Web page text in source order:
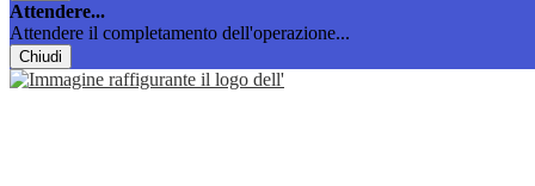
Attendere...
Attendere il completamento dell'operazione...
Chiudi